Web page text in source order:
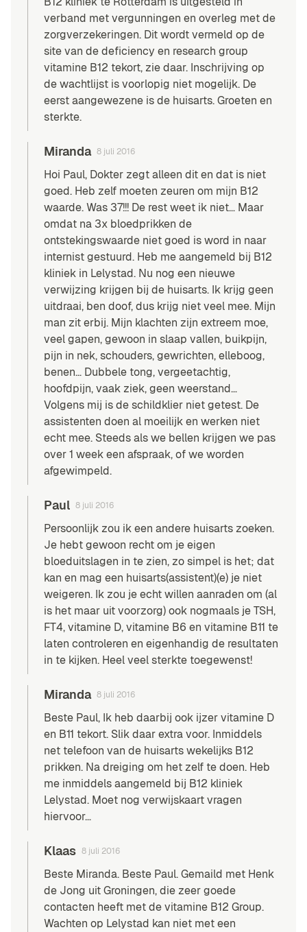
verband met vergunningen en overleg met de
zorgverzekeringen. Dit wordt vermeld op de
site van de deficiency en research group
vitamine B12 tekort, zie daar. Inschrijving op
de wachtlijst is voorlopig niet mogelijk. De
eerst aangewezene is de huisarts. Groeten en
sterkte.
Miranda 8 juli 2016
Hoi Paul, Dokter zegt alleen dit en dat is niet
goed. Heb zelf moeten zeuren om mijn B12
waarde. Was 37!!! De rest weet ik niet… Maar
omdat na 3x bloedprikken de
ontstekingswaarde niet goed is word in naar
internist gestuurd. Heb me aangemeld bij B12
kliniek in Lelystad. Nu nog een nieuwe
verwijzing krijgen bij de huisarts. Ik krijg geen
uitdraai, ben doof, dus krijg niet veel mee. Mijn
man zit erbij. Mijn klachten zijn extreem moe,
veel gapen, gewoon in slaap vallen, buikpijn,
pijn in nek, schouders, gewrichten, elleboog,
benen… Dubbele tong, vergeetachtig,
hoofdpijn, vaak ziek, geen weerstand…
Volgens mij is de schildklier niet getest. De
assistenten doen al moeilijk en werken niet
echt mee. Steeds als we bellen krijgen we pas
over 1 week een afspraak, of we worden
afgewimpeld.
Paul 8 juli 2016
Persoonlijk zou ik een andere huisarts zoeken.
Je hebt gewoon recht om je eigen
bloeduitslagen in te zien, zo simpel is het; dat
kan en mag een huisarts(assistent)(e) je niet
weigeren. Ik zou je echt willen aanraden om (al
is het maar uit voorzorg) ook nogmaals je TSH,
FT4, vitamine D, vitamine B6 en vitamine B11 te
laten controleren en eigenhandig de resultaten
in te kijken. Heel veel sterkte toegewenst!
Miranda 8 juli 2016
Beste Paul, Ik heb daarbij ook ijzer vitamine D
en B11 tekort. Slik daar extra voor. Inmiddels
net telefoon van de huisarts wekelijks B12
prikken. Na dreiging om het zelf te doen. Heb
me inmiddels aangemeld bij B12 kliniek
Lelystad. Moet nog verwijskaart vragen
hiervoor…
Klaas 8 juli 2016
Beste Miranda. Beste Paul. Gemaild met Henk
de Jong uit Groningen, die zeer goede
contacten heeft met de vitamine B12 Group.
Wachten op Lelystad kan niet met een